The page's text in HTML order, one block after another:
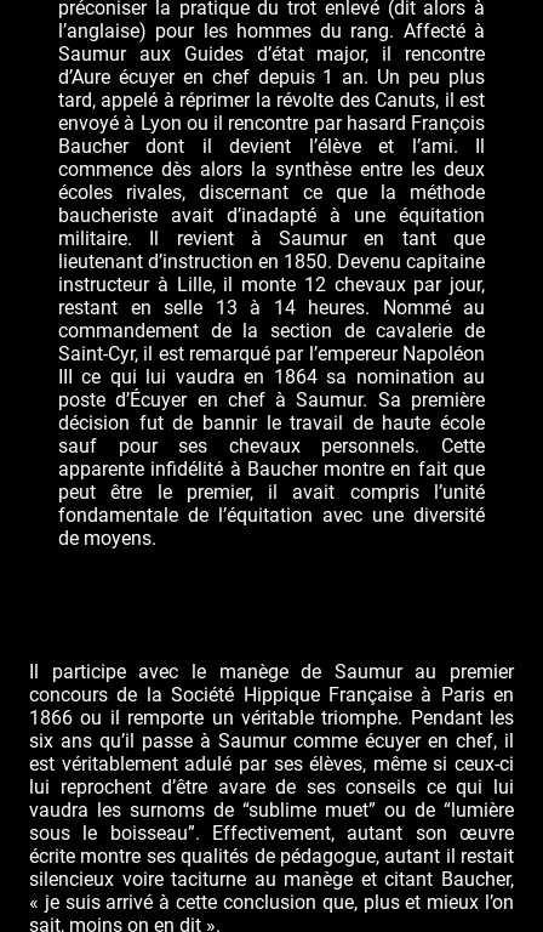
préconiser la pratique du trot enlevé (dit alors à
l’anglaise) pour les hommes du rang. Affecté à
Saumur aux Guides d’état major, il rencontre
d’Aure écuyer en chef depuis 1 an. Un peu plus
tard, appelé à réprimer la révolte des Canuts, il est
envoyé à Lyon ou il rencontre par hasard François
Baucher dont il devient l’élève et l’ami. Il
commence dès alors la synthèse entre les deux
écoles rivales, discernant ce que la méthode
baucheriste avait d’inadapté à une équitation
militaire. Il revient à Saumur en tant que
lieutenant d’instruction en 1850. Devenu capitaine
instructeur à Lille, il monte 12 chevaux par jour,
restant en selle 13 à 14 heures. Nommé au
commandement de la section de cavalerie de
Saint-Cyr, il est remarqué par l’empereur Napoléon
III ce qui lui vaudra en 1864 sa nomination au
poste d’Écuyer en chef à Saumur. Sa première
décision fut de bannir le travail de haute école
sauf pour ses chevaux personnels. Cette
apparente infidélité à Baucher montre en fait que
peut être le premier, il avait compris l’unité
fondamentale de l’équitation avec une diversité
de moyens.
Il participe avec le manège de Saumur au premier
concours de la Société Hippique Française à Paris en
1866 ou il remporte un véritable triomphe. Pendant les
six ans qu’il passe à Saumur comme écuyer en chef, il
est véritablement adulé par ses élèves, même si ceux-ci
lui reprochent d’être avare de ses conseils ce qui lui
vaudra les surnoms de “sublime muet” ou de “lumière
sous le boisseau”. Effectivement, autant son œuvre
écrite montre ses qualités de pédagogue, autant il restait
silencieux voire taciturne au manège et citant Baucher,
« je suis arrivé à cette conclusion que, plus et mieux l’on
sait, moins on en dit ».